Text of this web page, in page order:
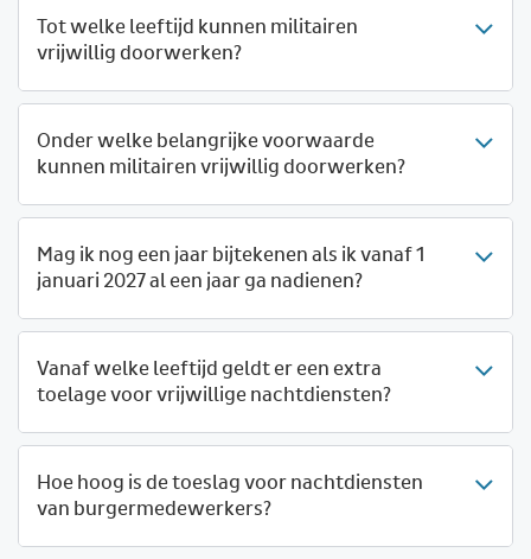
Tot welke leeftijd kunnen militairen
vrijwillig doorwerken?
Onder welke belangrijke voorwaarde
kunnen militairen vrijwillig doorwerken?
Mag ik nog een jaar bijtekenen als ik vanaf 1
januari 2027 al een jaar ga nadienen?
Vanaf welke leeftijd geldt er een extra
toelage voor vrijwillige nachtdiensten?
Hoe hoog is de toeslag voor nachtdiensten
van burgermedewerkers?